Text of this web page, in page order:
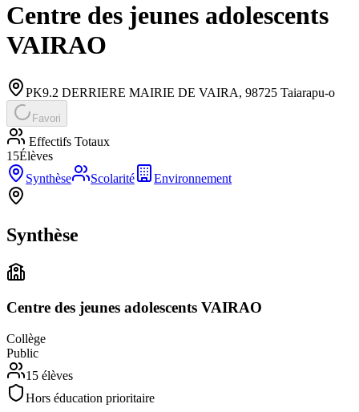
Centre des jeunes adolescents
VAIRAO
PK9.2 DERRIERE MAIRIE DE VAIRA, 98725 Taiarapu-o
Favori
Effectifs Totaux
15Élèves
Synthèse
Scolarité Environnement
Synthèse
Centre des jeunes adolescents VAIRAO
Collège
Public
15 élèves
Hors éducation prioritaire